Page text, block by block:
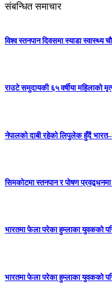
संबन्धित समाचार
विश्व स्तनपान दिवसमा स्याडा स्वास्थ्य
राउटे समुदायकी ६५ वर्षीया महिलाको
नेपालको दाबी रहेको लिपुलेक हुँदै
सिमकोटमा स्तनपान र पोषण
भारतमा फेला परेका हुम्लाका युवकको
भारतमा फेला परेका हुम्लाका युवकको